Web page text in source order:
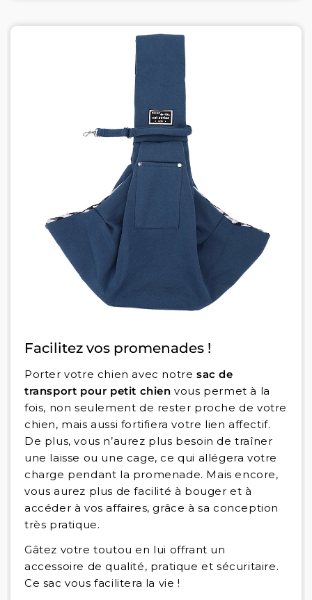
Facilitez vos promenades !
Porter votre chien avec notre sac de
transport pour petit chien vous permet à la
fois, non seulement de rester proche de votre
chien, mais aussi fortifiera votre lien affectif.
De plus, vous n’aurez plus besoin de traîner
une laisse ou une cage, ce qui allégera votre
charge pendant la promenade. Mais encore,
vous aurez plus de facilité à bouger et à
accéder à vos affaires, grâce à sa conception
très pratique.
Gâtez votre toutou en lui offrant un
accessoire de qualité, pratique et sécuritaire.
Ce sac vous facilitera la vie !